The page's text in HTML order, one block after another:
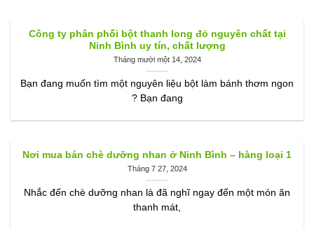
Công ty phân phối bột thanh long đỏ nguyên chất tại
Ninh Bình uy tín, chất lượng
Tháng mười một 14, 2024
Bạn đang muốn tìm một nguyên liệu bột làm bánh thơm ngon
? Bạn đang
Nơi mua bán chè dưỡng nhan ở Ninh Bình – hàng loại 1
Tháng 7 27, 2024
Nhắc đến chè dưỡng nhan là đã nghĩ ngay đến một món ăn
thanh mát,